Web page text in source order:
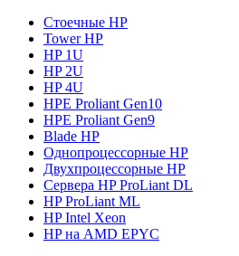
Стоечные HP
Tower HP
HP 1U
HP 2U
HP 4U
HPE Proliant Gen10
HPE Proliant Gen9
Blade HP
Однопроцессорные HP
Двухпроцессорные HP
Сервера HP ProLiant DL
HP ProLiant ML
HP Intel Xeon
HP на AMD EPYC